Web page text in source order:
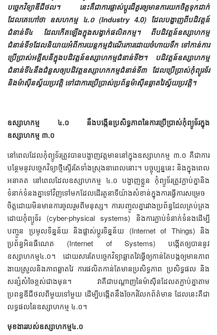
បច្ចេកវិទ្យាឌីជីថល។ នេះគឺជាការផ្លាស់ប្ដូរដ៏គួរឲ្យមានការយកចិត្តទុកដាក់
ដែលគេហៅថា ឧសហកម្ម ៤.០ (Industry 4.0) ដែលបង្ហាញពីបដិវត្តន៍
ជំនាន់ទី៤ ដែលកើតឡើងក្នុងសង្វាក់ផលិតកម្ម។ ពីបដិវត្តន៍ឧស្សាហកម្ម
ជំនាន់ទី១ដែលនិយាយអំពីការយន្តកម្មដំណើរការ​ដោយចំហាយទឹក ទៅកាន់ការ
ប្រើប្រាស់អគ្គីសនីក្នុងបដិវត្តន៍ឧស្សាហកម្មជំនាន់ទី២។ បដិវត្តន៍ឧស្សាហកម្ម
ជំនាន់ទី៤នឹងជំនួសឲ្យបដិវត្តឧស្សាហកកម្មជំនាន់ទី៣ ដែលប្រើប្រាស់កុំព្យូរទ័រ
និងម៉ាស៊ីនស្វ័យប្រវត្តិ ទៅជាការប្រើប្រាស់ប្រព័ន្ធម៉ាស៊ីនឆ្លាតវៃស្វ័យ​ប្រវត្តិ។
ឧស្សាហកម្ម ៤.០ នឹងបង្កើនប្រសិទ្ធភាពនៃការប្រើប្រាស់កុំព្យូទ័រក្នុង
ឧស្សាហកម្ម ៣.០
នៅពេលដែលកុំព្យូទ័រត្រូវបានបង្ហាញវត្តមាននៅក្នុងឧស្សាហកម្ម ៣.០ គឺជាការ
បន្ថែមនូវបច្ចេកវិទ្យាថ្មីស្ទើរតែទាំងស្រុងនាពេលនោះ។ បច្ចុប្បន្ននេះ និងក្នុងពេល
អនាគត នៅពេលដែលឧស្សាហកម្ម ៤.០ បង្ហាញខ្លួន កុំព្យូទ័រត្រូវភ្ជាប់គ្នានិង
ទំនាក់ទំនងគ្នាទៅវិញទៅមកដែលដើរតួនាទីយ៉ាងសំខាន់ក្នុងការធ្វើការសម្រេច
ចិត្តដោយមិនមានការចូលរួមពីមនុស្ស។ ការបញ្ចូលគ្នារវាងប្រព័ន្ធដែលគ្រប់គ្រង
ដោយកុំព្យូទ័រ (cyber-physical systems) និងការភ្ជាប់ទំនាក់ទំនងដើម្បី
បញ្ចូន ប្រមូលទិន្នន័យ និងផ្លាស់ប្ដូរទិន្នន័យ (Internet of Things) និង
ប្រព័ន្ធអិនធឺណេត (Internet of Systems) បង្កើតឲ្យបាននូវ
ឧស្សាហកម្ម៤.០។ ដោយសារតែបច្ចេកវិទ្យាឆ្លាតវៃធ្វើឲ្យកាន់តែបង្កឲ្យមានភាព
ងាយស្រួលនិងភាពឆ្លាតវៃ ការផលិតកាន់តែមានប្រសិទ្ធភាព ប្រសិទ្ធផល និង
សន្សំសំចៃខ្ពស់ជាងមុន។ វាគឺជាបណ្ដាញនៃម៉ាស៊ីនដែលតភ្ជាប់គ្នាតាម
ប្រពន្ធឌីជីថលពីមួយទៅមួយ ដើម្បីបង្កើតនឹងចែករំលែកព័ត៌មាន ដែលនេះគឺជា
លទ្ធផលនៃឧស្សាហកម្ម ៤.០។
មុខងាររបស់ឧស្សាហកម្ម៤.០